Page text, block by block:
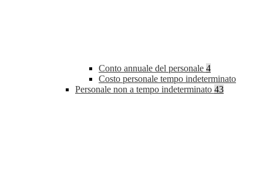
Conto annuale del personale 4
Costo personale tempo indeterminato
Personale non a tempo indeterminato 43